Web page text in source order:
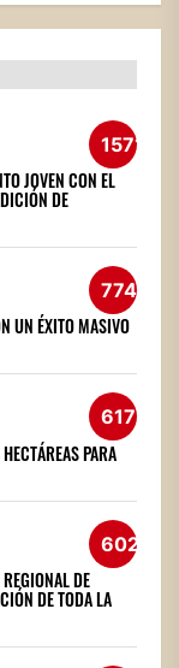
1571
JOVEN CON EL
DE
774
UN ÉXITO MASIVO
617
PARA
602
DE
DE TODA LA